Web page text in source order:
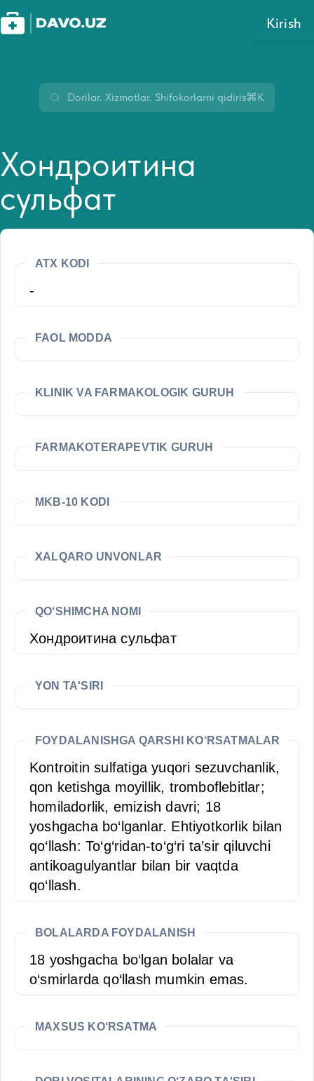
Kirish
⌘K
Хондроитина
сульфат
ATX KODI
-
FAOL MODDA
KLINIK VA FARMAKOLOGIK GURUH
FARMAKOTERAPEVTIK GURUH
MKB-10 KODI
XALQARO UNVONLAR
QO‘SHIMCHA NOMI
Хондроитина сульфат
YON TA'SIRI
FOYDALANISHGA QARSHI KO‘RSATMALAR
Kontroitin sulfatiga yuqori sezuvchanlik,
qon ketishga moyillik, tromboflebitlar;
homiladorlik, emizish davri; 18
yoshgacha bo‘lganlar. Ehtiyotkorlik bilan
qo‘llash: To‘g‘ridan-to‘g‘ri ta’sir qiluvchi
antikoagulyantlar bilan bir vaqtda
qo‘llash.
BOLALARDA FOYDALANISH
18 yoshgacha bo‘lgan bolalar va
o‘smirlarda qo‘llash mumkin emas.
MAXSUS KO‘RSATMA